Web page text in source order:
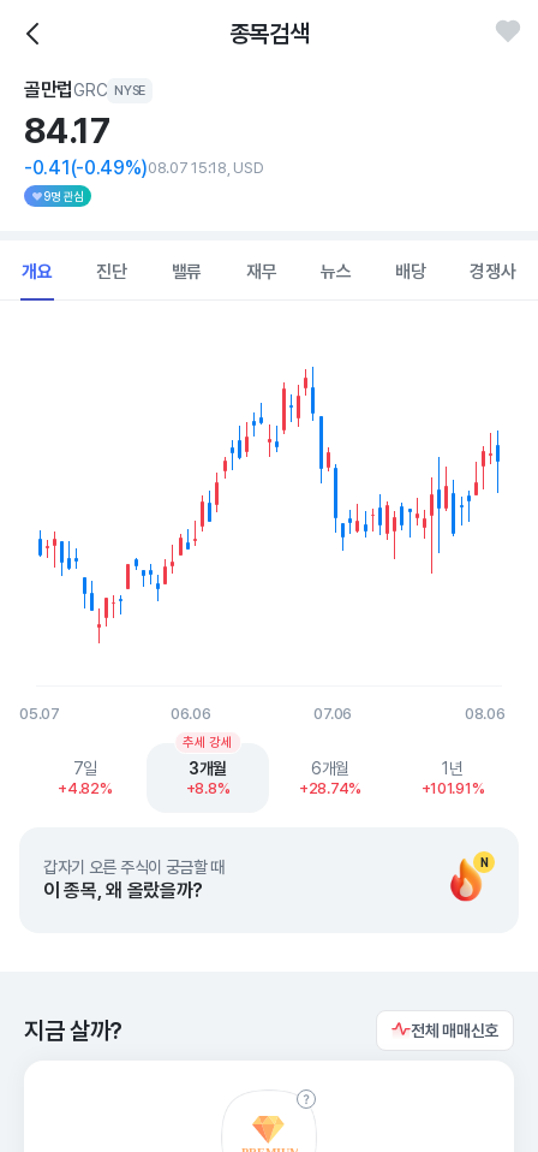
종목검색
골만럽GRC NYSE
84.17
-0.41(-0.49%)08.07 15:18, USD
9명 관심
개요 진단 밸류 재무 뉴스 배당 경쟁사
The chart has 1 X axis displaying Time. Data ranges from
The chart has 1 Y axis displaying values. Data ranges from
05.07 06.06 07.06 08.06
End of interactive chart.
7일
+4.82%
3개월
+8.8%
추세 강세
6개월
+28.74%
1년
+101.91%
N
갑자기 오른 주식이 궁금할 때
이 종목, 왜 올랐을까?
지금 살까? 전체 매매신호